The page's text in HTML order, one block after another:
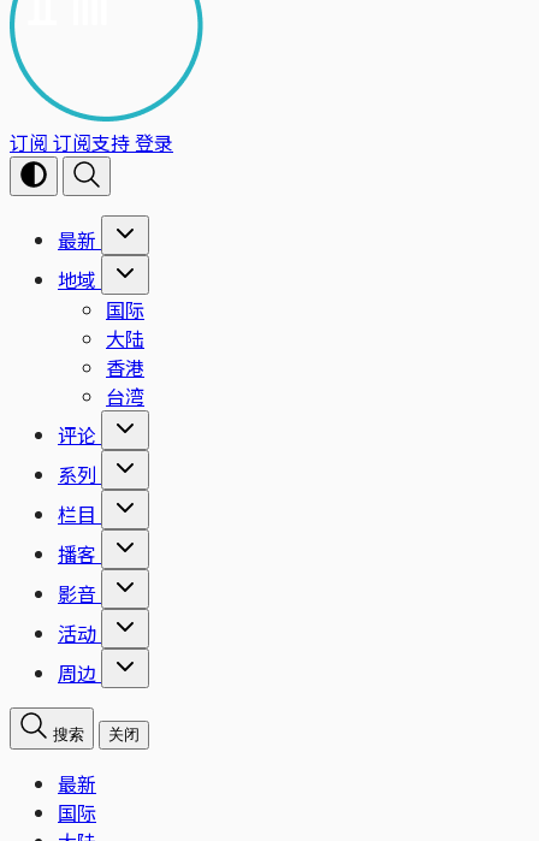
订阅 订阅支持登录
最新
地域
国际
大陆
香港
台湾
评论
系列
栏目
播客
影音
活动
周边
搜索 关闭
最新
国际